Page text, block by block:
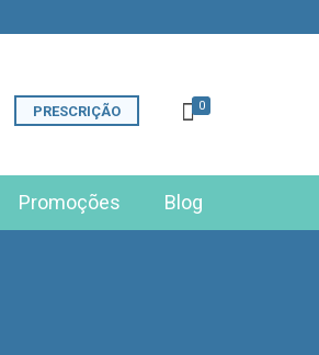
PRESCRIÇÃO
Promoções Blog
0